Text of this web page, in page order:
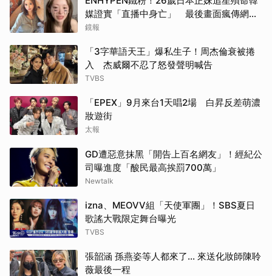
媒證實「直播中身亡」 最後畫面瘋傳網痛
心：網暴害死人
鏡報
「3字華語天王」爆私生子！周杰倫衰被捲
入 杰威爾不忍了怒發聲明喊告
TVBS
「EPEX」9月來台1天唱2場 白昇反差萌濃
妝遊街
太報
GD遭惡意抹黑「開告上百名網友」！經紀公
司曝進度「酸民最高挨罰700萬」
Newtalk
izna、MEOVV組「天使軍團」！SBS夏日
歌謠大戰限定舞台曝光
TVBS
張韶涵 孫燕姿等人都來了... 來送化妝師陳聆
薇最後一程